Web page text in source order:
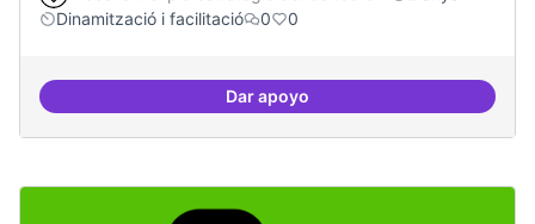
Dinamització i facilitació
0 0
Dar apoyoHabitar la plaça